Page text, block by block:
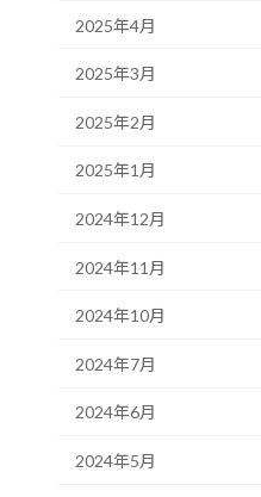
2025年4月
2025年3月
2025年2月
2025年1月
2024年12月
2024年11月
2024年10月
2024年7月
2024年6月
2024年5月